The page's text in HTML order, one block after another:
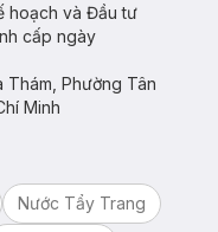
hoạch và Đầu tư
cấp ngày
Thám, Phường Tân
Minh
Nước Tẩy Trang